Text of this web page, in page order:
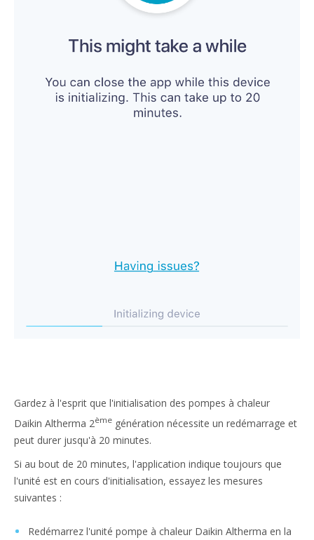
Gardez à l'esprit que l'initialisation des pompes à chaleur
Daikin Altherma 2ème génération nécessite un redémarrage et
peut durer jusqu'à 20 minutes.
Si au bout de 20 minutes, l'application indique toujours que
l'unité est en cours d'initialisation, essayez les mesures
suivantes :
Redémarrez l'unité pompe à chaleur Daikin Altherma en la